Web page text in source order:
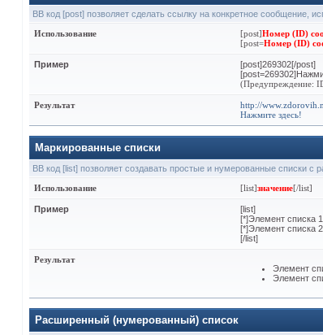
BB код [post] позволяет сделать ссылку на конкретное сообщение,
Использование
[post]Номер (ID)
[post=Номер (ID)
Пример
[post]269302[/post]
(Предупреждение:
Результат
http://
Нажмите здесь!
Маркированные списки
BB код [list] позволяет создавать простые и нумерованные списки
Использование
[list]значение[/list]
Пример
[list]
[*]Элемент списка 1
[*]Элемент списка 2
[/list]
Результат
Элемент
Элемент
Расширенный (нумерованный) список